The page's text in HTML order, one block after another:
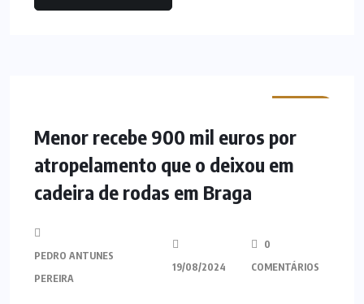
Menor recebe 900 mil euros por
atropelamento que o deixou em
cadeira de rodas em Braga
PEDRO ANTUNES
PEREIRA
19/08/2024
0
COMENTÁRIOS